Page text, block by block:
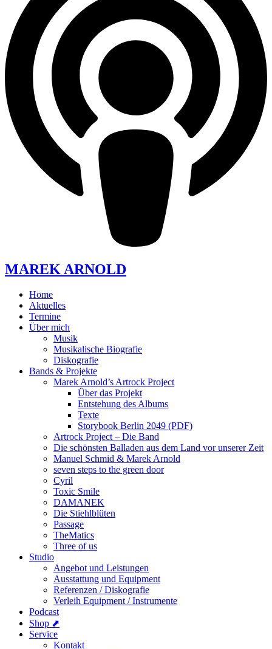
MAREK ARNOLD
Home
Aktuelles
Termine
Über mich
Musik
Musikalische Biografie
Diskografie
Bands & Projekte
Marek Arnold’s Artrock Project
Über das Projekt
Entstehung des Albums
Texte
Storybook Berlin 2049 (PDF)
Artrock Project – Die Band
Die schönsten Balladen aus dem Land vor unserer Zeit
Manuel Schmid & Marek Arnold
seven steps to the green door
Cyril
Toxic Smile
DAMANEK
Die Stiehlblüten
Passage
TheMatics
Three of us
Studio
Angebot und Leistungen
Ausstattung und Equipment
Referenzen / Diskografie
Verleih Equipment / Instrumente
Podcast
Shop ⬈
Service
Kontakt